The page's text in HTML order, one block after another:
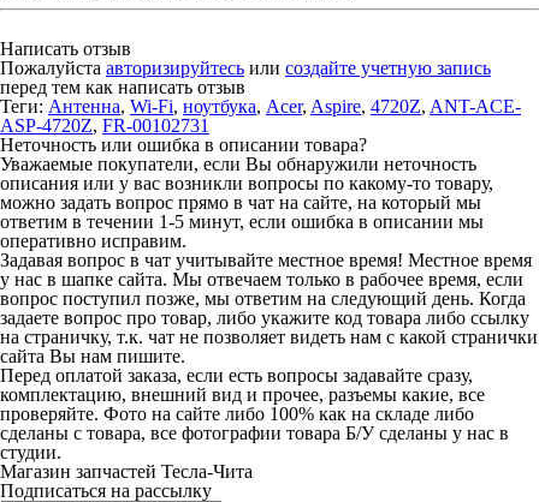
Написать отзыв
Пожалуйста авторизируйтесь или создайте учетную запись
перед тем как написать отзыв
Теги: Антенна, Wi-Fi, ноутбука, Acer, Aspire, 4720Z, ANT-ACE-
ASP-4720Z, FR-00102731
Неточность или ошибка в описании товара?
Уважаемые покупатели, если Вы обнаружили неточность
описания или у вас возникли вопросы по какому-то товару,
можно задать вопрос прямо в чат на сайте, на который мы
ответим в течении 1-5 минут, если ошибка в описании мы
оперативно исправим.
Задавая вопрос в чат учитывайте местное время! Местное время
у нас в шапке сайта. Мы отвечаем только в рабочее время, если
вопрос поступил позже, мы ответим на следующий день. Когда
задаете вопрос про товар, либо укажите код товара либо ссылку
на страничку, т.к. чат не позволяет видеть нам с какой странички
сайта Вы нам пишите.
Перед оплатой заказа, если есть вопросы задавайте сразу,
комплектацию, внешний вид и прочее, разъемы какие, все
проверяйте. Фото на сайте либо 100% как на складе либо
сделаны с товара, все фотографии товара Б/У сделаны у нас в
студии.
Магазин запчастей Тесла-Чита
Подписаться на рассылку